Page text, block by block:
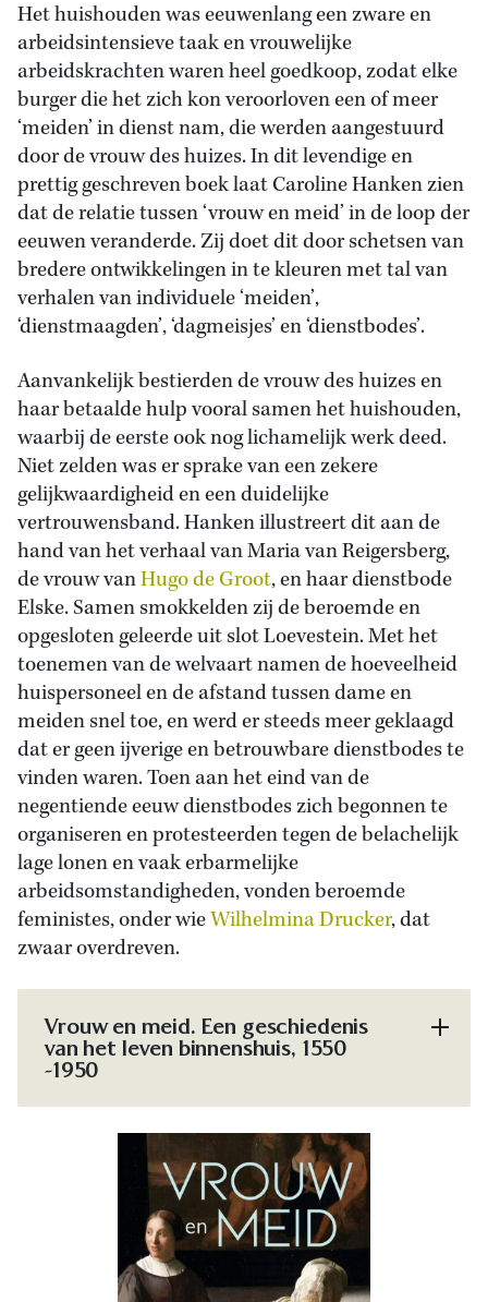
Het huishouden was eeuwenlang een zware en
arbeidsintensieve taak en vrouwelijke
arbeidskrachten waren heel goedkoop, zodat elke
burger die het zich kon veroorloven een of meer
‘meiden’ in dienst nam, die werden aangestuurd
door de vrouw des huizes. In dit levendige en
prettig geschreven boek laat Caroline Hanken zien
dat de relatie tussen ‘vrouw en meid’ in de loop der
eeuwen veranderde. Zij doet dit door schetsen van
bredere ontwikkelingen in te kleuren met tal van
verhalen van individuele ‘meiden’,
‘dienstmaagden’, ‘dagmeisjes’ en ‘dienstbodes’.
Aanvankelijk bestierden de vrouw des huizes en
haar betaalde hulp vooral samen het huishouden,
waarbij de eerste ook nog lichamelijk werk deed.
Niet zelden was er sprake van een zekere
gelijkwaardigheid en een duidelijke
vertrouwensband. Hanken illustreert dit aan de
hand van het verhaal van Maria van Reigersberg,
de vrouw vanHugo de Groot, en haar dienstbode
Elske. Samen smokkelden zij de beroemde en
opgesloten geleerde uit slot Loevestein. Met het
toenemen van de welvaart namen de hoeveelheid
huispersoneel en de afstand tussen dame en
meiden snel toe, en werd er steeds meer geklaagd
dat er geen ijverige en betrouwbare dienstbodes te
vinden waren. Toen aan het eind van de
negentiende eeuw dienstbodes zich begonnen te
organiseren en protesteerden tegen de belachelijk
lage lonen en vaak erbarmelijke
arbeidsomstandigheden, vonden beroemde
feministes, onder wieWilhelmina Drucker, dat
zwaar overdreven.
Vrouw en meid. Een geschiedenis
van het leven binnenshuis, 1550
-1950